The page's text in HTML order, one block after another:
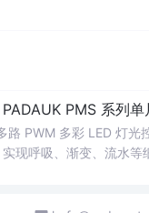
PMS 系列单
现呼吸、渐变、流水等